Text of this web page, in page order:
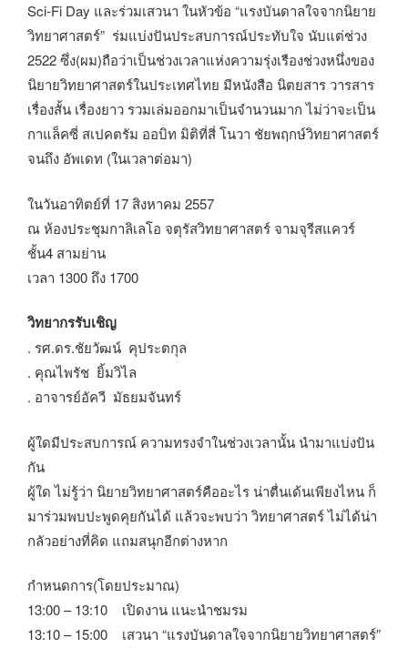
Sci-Fi Day และร่วมเสวนา ในหัวข้อ “แรงบันดาลใจจากนิยาย
วิทยาศาสตร์” ร่มแบ่งปันประสบการณ์ประทับใจ นับแต่ช่วง
2522 ซึ่ง(ผม)ถือว่าเป็นช่วงเวลาแห่งความรุ่งเรืองช่วงหนึ่งของ
นิยายวิทยาศาสตร์ในประเทศไทย มีหนังสือ นิตยสาร วารสาร
เรื่องสั้น เรื่องยาว รวมเล่มออกมาเป็นจำนวนมาก ไม่ว่าจะเป็น
กาแล็คซี่ สเปคตรัม ออบิท มิติที่สี่ โนวา ชัยพฤกษ์วิทยาศาสตร์
จนถึง อัพเดท (ในเวลาต่อมา)
ในวันอาทิตย์ที่ 17 สิงหาคม 2557
ณ ห้องประชุมกาลิเลโอ จตุรัสวิทยาศาสตร์ จามจุรีสแควร์
ชั้น4 สามย่าน
เวลา 1300 ถึง 1700
วิทยากรรับเชิญ
. รศ.ดร.ชัยวัฒน์ คุประตกุล
. คุณไพรัช ยิ้มวิไล
. อาจารย์อัควี มัธยมจันทร์
ผู้ใดมีประสบการณ์ ความทรงจำในช่วงเวลานั้น นำมาแบ่งปัน
กัน
ผู้ใด ไม่รู้ว่า นิยายวิทยาศาสตร์คืออะไร น่าตื่นเด้นเพียงไหน ก็
มาร่วมพบปะพูดคุยกันได้ แล้วจะพบว่า วิทยาศาสตร์ ไม่ได้น่า
กลัวอย่างที่คิด แถมสนุกอีกต่างหาก
กำหนดการ(โดยประมาณ)
13:00 – 13:10 เปิดงาน แนะนำชมรม
13:10 – 15:00 เสวนา “แรงบันดาลใจจากนิยายวิทยาศาสตร์”